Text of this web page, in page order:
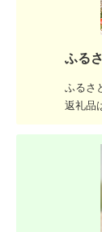
ふる
ふるさ
返礼品